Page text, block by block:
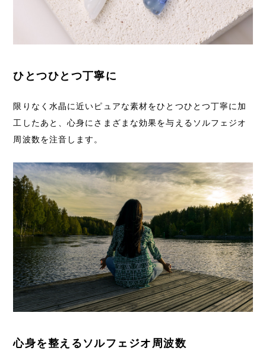
ひとつひとつ丁寧に
限りなく水晶に近いピュアな素材をひとつひとつ丁寧に加
工したあと、心身にさまざまな効果を与えるソルフェジオ
周波数を注音します。
心身を整えるソルフェジオ周波数